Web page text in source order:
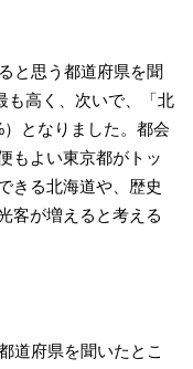
と思う都道府県を聞
も高く、次いで、「北
となりました。都会
もよい東京都がトッ
きる北海道や、歴史
客が増えると考える
道府県を聞いたとこ